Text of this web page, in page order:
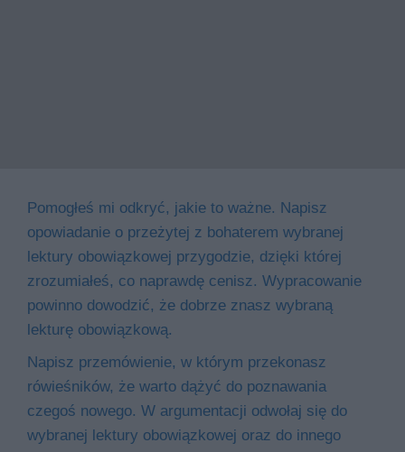
Pomogłeś mi odkryć, jakie to ważne. Napisz
opowiadanie o przeżytej z bohaterem wybranej
lektury obowiązkowej przygodzie, dzięki której
zrozumiałeś, co naprawdę cenisz. Wypracowanie
powinno dowodzić, że dobrze znasz wybraną
lekturę obowiązkową.
Napisz przemówienie, w którym przekonasz
rówieśników, że warto dążyć do poznawania
czegoś nowego. W argumentacji odwołaj się do
wybranej lektury obowiązkowej oraz do innego